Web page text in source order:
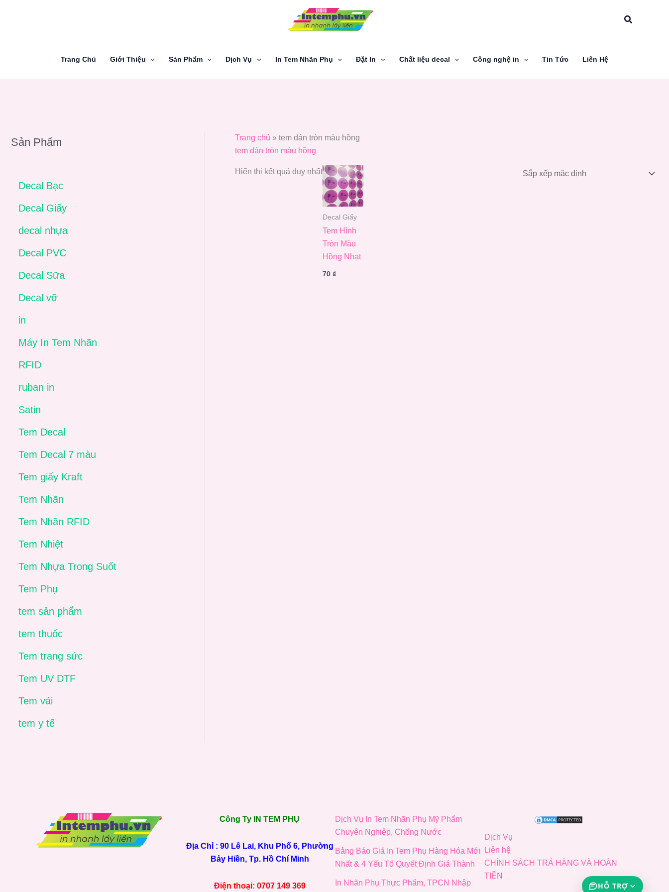
Tìm
Trang Chủ Giới Thiệu Sản Phẩm Dịch Vụ In Tem Nhãn Phụ Đặt In Chất liệu decal Công nghệ in Tin Tức Liên Hệ
Sản Phẩm
Decal Bạc
Decal Giấy
decal nhựa
Decal PVC
Decal Sữa
Decal vỡ
in
Máy In Tem Nhãn
RFID
ruban in
Satin
Tem Decal
Tem Decal 7 màu
Tem giấy Kraft
Tem Nhãn
Tem Nhãn RFID
Tem Nhiệt
Tem Nhựa Trong Suốt
Tem Phụ
tem sản phẩm
tem thuốc
Tem trang sức
Tem UV DTF
Tem vải
tem y tế
Trang chủ » tem dán tròn màu hồng
tem dán tròn màu hồng
Hiển thị kết quả duy nhất
Decal Giấy
Tem Hình
Tròn Màu
Hồng Nhạt
70 ₫
Công Ty IN TEM PHỤ
Địa Chỉ : 90 Lê Lai, Khu Phố 6, Phường
Bảy Hiền, Tp. Hồ Chí Minh
Điện thoại: 0707 149 369
Dịch Vụ In Tem Nhãn Phụ Mỹ Phẩm
Chuyên Nghiệp, Chống Nước
Bảng Báo Giá In Tem Phụ Hàng Hóa Mới
Nhất & 4 Yếu Tố Quyết Định Giá Thành
In Nhãn Phụ Thực Phẩm, TPCN Nhập
Dịch Vụ
Liên hệ
CHÍNH SÁCH TRẢ HÀNG VÀ HOÀN
TIỀN
HỖ TRỢ